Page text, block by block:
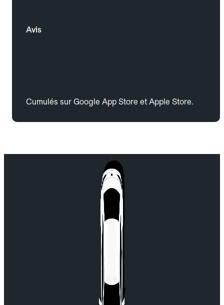
Avis
Cumulés sur Google App Store et Apple Store.